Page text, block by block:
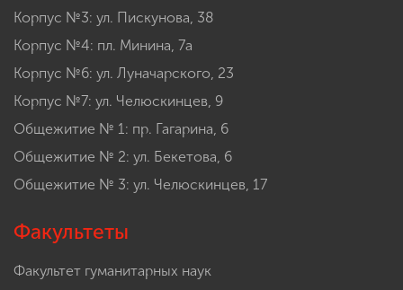
Корпус №3: ул. Пискунова, 38
Корпус №4: пл. Минина, 7а
Корпус №6: ул. Луначарского, 23
Корпус №7: ул. Челюскинцев, 9
Общежитие № 1: пр. Гагарина, 6
Общежитие № 2: ул. Бекетова, 6
Общежитие № 3: ул. Челюскинцев, 17
Факультеты
Факультет гуманитарных наук